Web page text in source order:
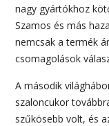
nagy gyártókhoz
Szamos és más
nemcsak a termék
csomagolások
A második
szaloncukor
szűkösebb volt, és